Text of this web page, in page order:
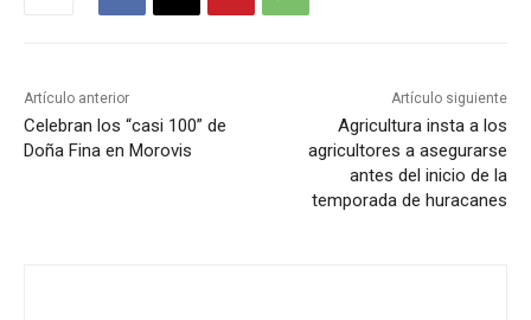
Artículo anterior
Celebran los “casi 100” de
Doña Fina en Morovis
Artículo siguiente
Agricultura insta a los
agricultores a asegurarse
antes del inicio de la
temporada de huracanes